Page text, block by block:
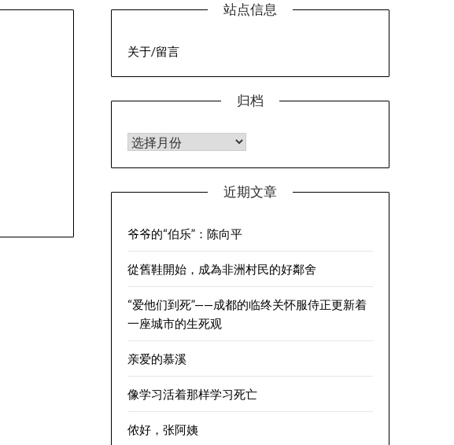
站点信息
关于/留言
归档
归档
近期文章
爷爷的“伯乐”：陈向平
從舊鞋開始，成為非洲村民的好鄰舍
“爱他们到死”——成都的临终关怀服侍正更新着
一座城市的生死观
亲爱的慕溪
像学习活着那样学习死亡
侬好，张阿姨